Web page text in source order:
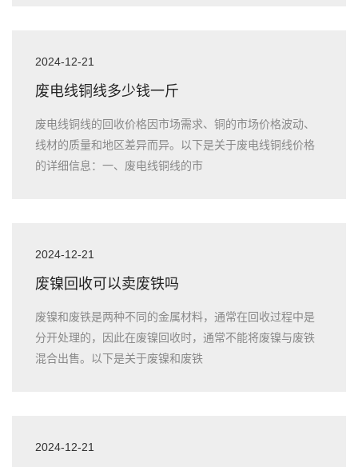
2024-12-21
废电线铜线多少钱一斤
废电线铜线的回收价格因市场需求、铜的市场价格波动、
线材的质量和地区差异而异。以下是关于废电线铜线价格
的详细信息：一、废电线铜线的市
2024-12-21
废镍回收可以卖废铁吗
废镍和废铁是两种不同的金属材料，通常在回收过程中是
分开处理的，因此在废镍回收时，通常不能将废镍与废铁
混合出售。以下是关于废镍和废铁
2024-12-21